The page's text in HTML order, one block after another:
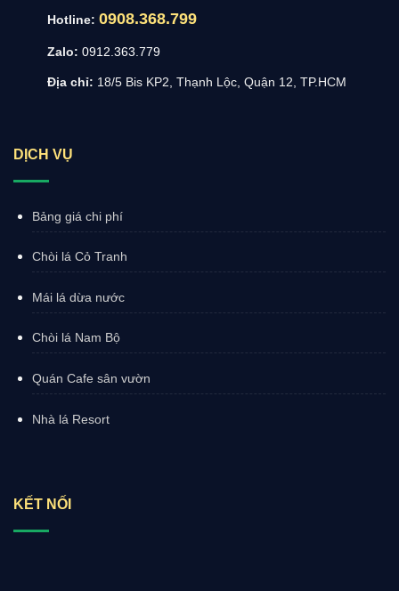
Hotline: 0908.368.799
Zalo: 0912.363.779
Địa chỉ: 18/5 Bis KP2, Thạnh Lộc, Quận 12, TP.HCM
DỊCH VỤ
Bảng giá chi phí
Chòi lá Cỏ Tranh
Mái lá dừa nước
Chòi lá Nam Bộ
Quán Cafe sân vườn
Nhà lá Resort
KẾT NỐI